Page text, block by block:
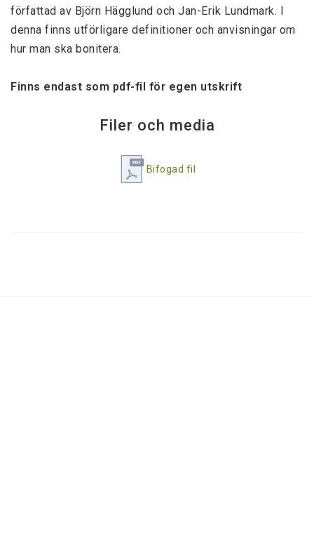
författad av Björn Hägglund och Jan-Erik Lundmark. I
denna finns utförligare definitioner och anvisningar om
hur man ska bonitera.
Finns endast som pdf-fil för egen utskrift
Filer och media
Bifogad fil